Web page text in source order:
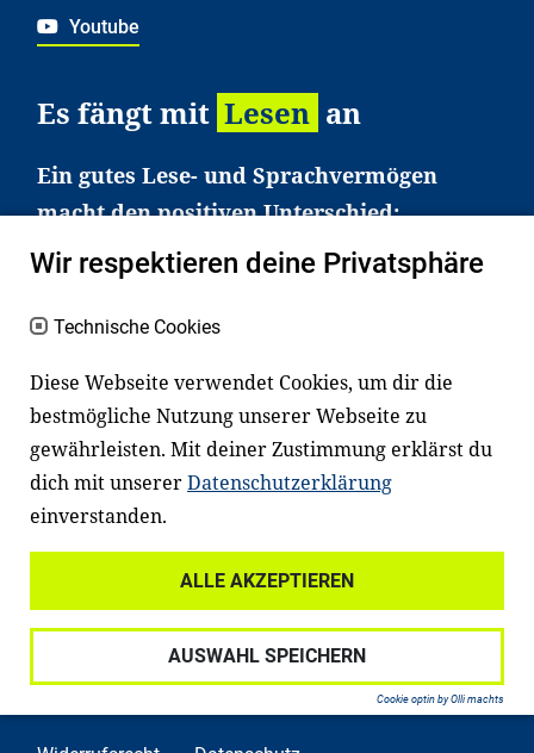
Youtube
Es fängt mit Lesen an
Ein gutes Lese- und Sprachvermögen
macht den positiven Unterschied:
Es erleichtert den Zugang zu Bildung und
einem erfolgreichen Berufsleben. Viele
Kinder und Jugendliche in Deutschland
Unser Angebot richtet sich deshalb gezielt
an Familien sowie an Erzieher*innen,
Lehrer*innen und andere
Fachexpert*innen. Dafür arbeiten wir eng
mit Ministerien, wissenschaftlichen
Einrichtungen, Verbänden, Unternehmen
und anderen Stiftungen zusammen.
Wir respektieren deine Privatsphäre
Technische Cookies
Diese Webseite verwendet Cookies, um dir die
bestmögliche Nutzung unserer Webseite zu
gewährleisten. Mit deiner Zustimmung erklärst du
dich mit unsererDatenschutzerklärung
einverstanden.
ALLE AKZEPTIEREN
AUSWAHL SPEICHERN
Cookie optin by Olli machts